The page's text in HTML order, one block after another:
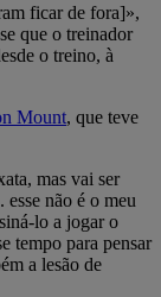
ficar de fora]»,
que o treinador
o treino, à
Mount, que teve
mas vai ser
não é o meu
lo a jogar o
tempo para pensar
a lesão de